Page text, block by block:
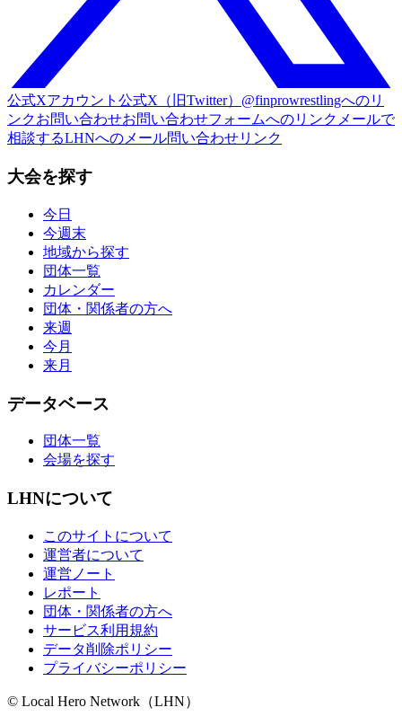
公式Xアカウント 公式X（旧Twitter）@finprowrestlingへのリ
ンクお問い合わせお問い合わせフォームへのリンク メールで
相談するLHNへのメール問い合わせリンク
大会を探す
今日
今週末
地域から探す
団体一覧
カレンダー
団体・関係者の方へ
来週
今月
来月
データベース
団体一覧
会場を探す
LHNについて
このサイトについて
運営者について
運営ノート
レポート
団体・関係者の方へ
サービス利用規約
データ削除ポリシー
プライバシーポリシー
© Local Hero Network（LHN）